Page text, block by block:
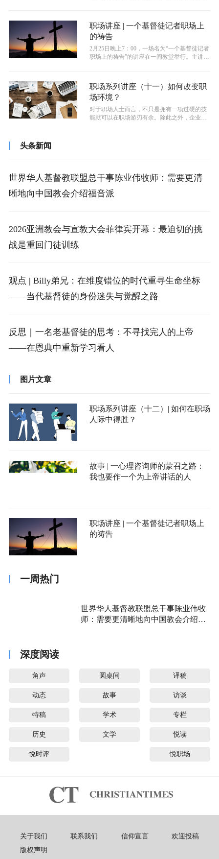
职场讲座 | 一个基督徒记者职场上
的祷告
2月25日晚上7：00，一场名为“一个基督徒记者
职场上的祷告”的讲座在一间教堂举行。主讲人
职场系列讲座（十一）如何改变职
场环境？
对于职场人士而言，不只是拥有一项过硬的技
能就可以在职场游刃有余。除此之外，企业文
头条新闻
世界华人基督教联盟总干事陈业伟牧师：需要更清
晰地向中国教会介绍福音派
2026亚洲教会与宣教大会菲律宾开幕：最迫切的挑
战是重回门徒训练
观点 | Billy弟兄：在维度错位的时代重寻生命坐标
——当代基督徒的身份迷失与觉醒之路
反思｜一名老基督徒的思考：不寻找完人的上帝
——在恩典中重新学习看人
图片文章
职场系列讲座（十二）| 如何在职场
人际中得胜？
故事 | 一心理咨询师的蒙召之路：
我也要作一个为上帝讲话的人
职场讲座 | 一个基督徒记者职场上
的祷告
一周热门
世界华人基督教联盟总干事陈业伟牧
师：需要更清晰地向中国教会介绍福
深度阅读
角声 圆桌间 译稿
动态 故事 访谈
特稿 学术 专栏
历史 文学 悦读
悦时评 悦职场
关于我们 联系我们 信仰宣言
欢迎投稿
版权声明